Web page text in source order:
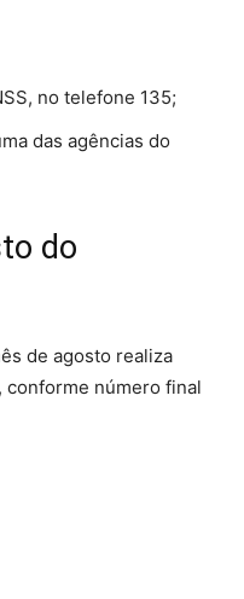
no telefone 135;
das agências do
do
de agosto realiza
conforme número final